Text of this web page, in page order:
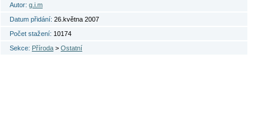
Autor: g.i.m
Datum přidání: 26.května 2007
Počet stažení: 10174
Sekce: Příroda > Ostatní